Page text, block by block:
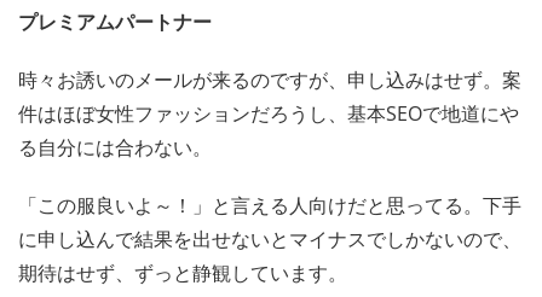
プレミアムパートナー
時々お誘いのメールが来るのですが、申し込みはせず。案
件はほぼ女性ファッションだろうし、基本SEOで地道にや
る自分には合わない。
「この服良いよ～！」と言える人向けだと思ってる。下手
に申し込んで結果を出せないとマイナスでしかないので、
期待はせず、ずっと静観しています。